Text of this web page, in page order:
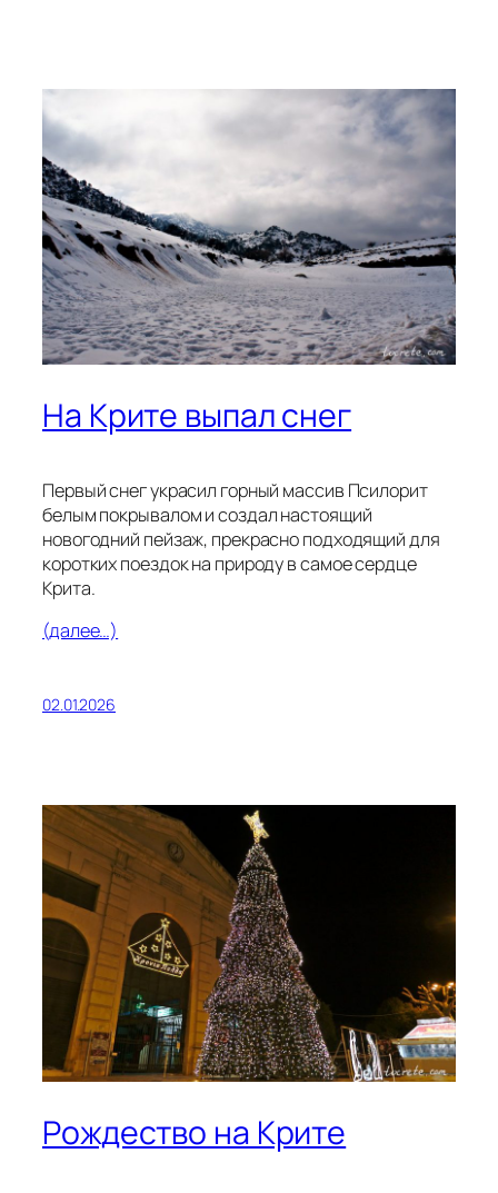
На Крите выпал снег
Первый снег украсил горный массив Псилорит
белым покрывалом и создал настоящий
новогодний пейзаж, прекрасно подходящий для
коротких поездок на природу в самое сердце
Крита.
(далее…)
02.01.2026
Рождество на Крите